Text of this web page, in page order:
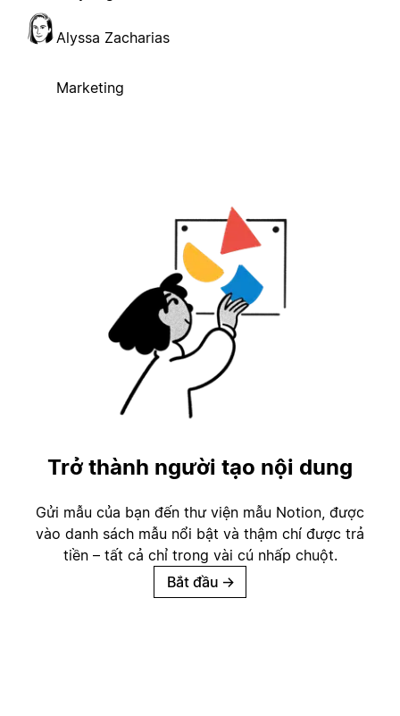
Alyssa Zacharias
Marketing
Trở thành người tạo nội dung
Gửi mẫu của bạn đến thư viện mẫu Notion, được
vào danh sách mẫu nổi bật và thậm chí được trả
tiền – tất cả chỉ trong vài cú nhấp chuột.
Bắt đầu →